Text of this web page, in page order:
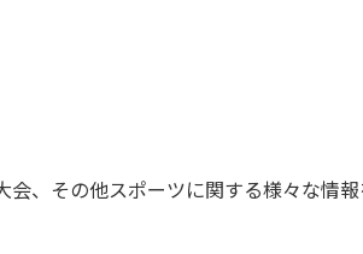
、その他スポーツに関する様々な情